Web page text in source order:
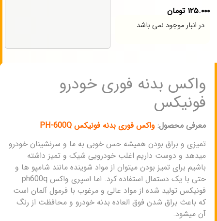
۱۲۵.۰۰۰ تومان
در انبار موجود نمی باشد
واکس بدنه فوری خودرو
فونیکس
معرفی محصول: واکس فوری بدنه فونیکس PH-600Q
تمیزی و براق بودن همیشه حس خوبی به ما و سرنشینان خودرو
میدهد و دوست داریم اغلب خودرویی شیک و تمیز داشته
باشیم برای تمیز بودن میتوان از مواد شوینده مانند شامپو ها و
حتی با یک دستمال استفاده کرد. اما اسپری واکس ph600q
فونیکس تولید شده از مواد عالی و مرغوب با فرمول آلمان است
که باعث براق شدن فوق العاده بدنه خودرو و محافظت از رنگ
آن میشود.